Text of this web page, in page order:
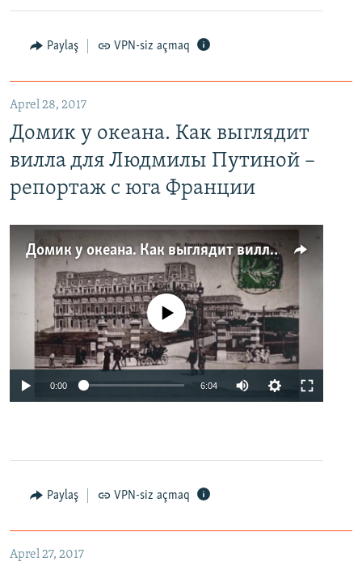
Paylaş VPN-siz açmaq
Aprel 28, 2017
Домик у океана. Как выглядит
вилла для Людмилы Путиной –
репортаж с юга Франции
Домик у океана. Как выглядит вилла для Людмилы Путиной – репортаж с юга Франции
No media source currently available
0:00 6:04
Paylaş VPN-siz açmaq
Aprel 27, 2017